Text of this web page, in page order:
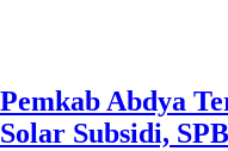
Pemkab Abdya
Solar Subsidi,